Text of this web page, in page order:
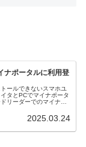
ナポータルに利用登
ールできないスマホユ
タとPCでマイナポータ
リーダーでのマイナポ
2025.03.24